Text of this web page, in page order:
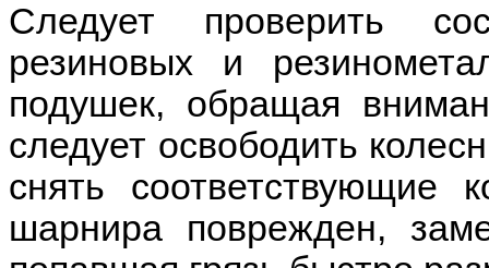
Следует проверить
резиновых и
подушек, обращая
следует освободить
снять соответствующие
шарнира поврежден,